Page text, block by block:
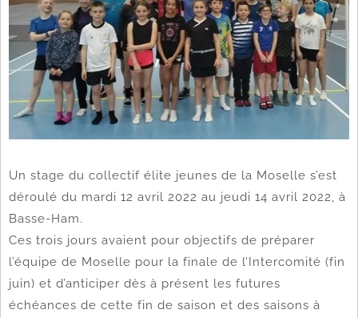
Un stage du collectif élite jeunes de la Moselle s’est
déroulé du mardi 12 avril 2022 au jeudi 14 avril 2022, à
Basse-Ham.
Ces trois jours avaient pour objectifs de préparer
l’équipe de Moselle pour la finale de l’Intercomité (fin
juin) et d’anticiper dès à présent les futures
échéances de cette fin de saison et des saisons à